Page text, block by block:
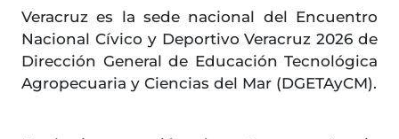
Veracruz es la sede nacional del Encuentro
Nacional Cívico y Deportivo Veracruz 2026 de
Dirección General de Educación Tecnológica
Agropecuaria y Ciencias del Mar (DGETAyCM).